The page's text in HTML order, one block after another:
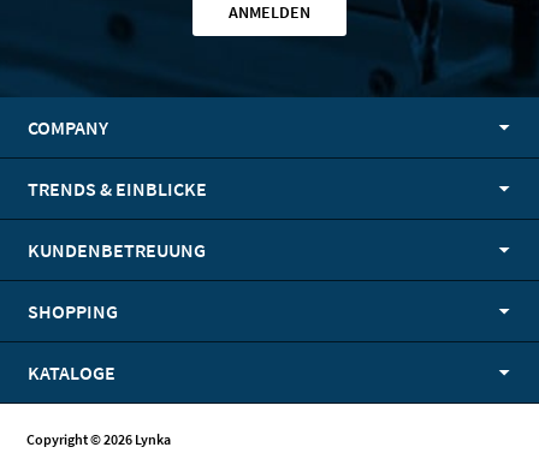
ANMELDEN
COMPANY
TRENDS & EINBLICKE
KUNDENBETREUUNG
SHOPPING
KATALOGE
Copyright © 2026 Lynka